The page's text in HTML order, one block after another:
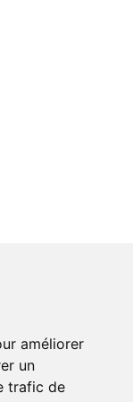
améliorer
un
trafic de